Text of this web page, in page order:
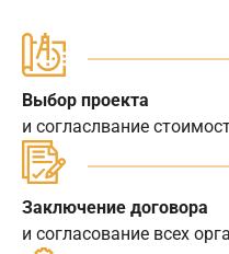
Выбор проекта
и согласлвание
Заключение договора
и согласование всех